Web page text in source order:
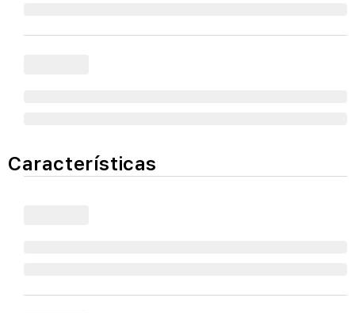
Características